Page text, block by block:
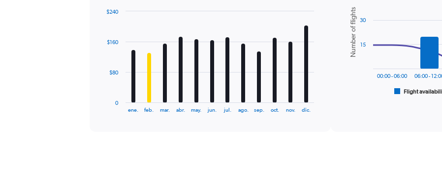
displaying
12
The
ene. feb. mar. abr. may. jun. jul. ago. sep. oct. nov. dic.
0
$80
$160
$240
Combination
chart
with
data
series.
Chart
graphic.
Number of flights
Flight
00:00 - 06:00 06:00 -
15
30